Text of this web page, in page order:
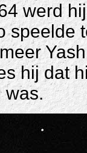
werd
speelde
hij dat
was.